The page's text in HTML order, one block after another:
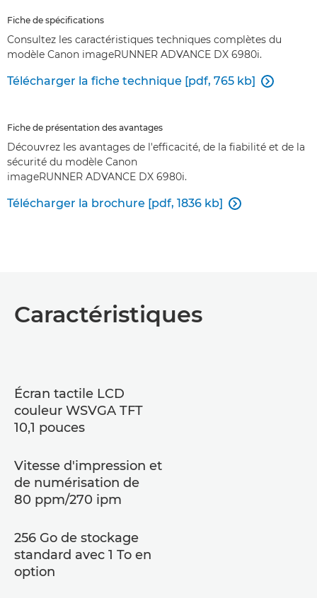
Fiche de spécifications
Consultez les caractéristiques techniques complètes du
modèle Canon imageRUNNER ADVANCE DX 6980i.
Télécharger la fiche technique [pdf, 765 kb] 
Fiche de présentation des avantages
Découvrez les avantages de l'efficacité, de la fiabilité et de la
sécurité du modèle Canon
imageRUNNER ADVANCE DX 6980i.
Télécharger la brochure [pdf, 1836 kb] 
Caractéristiques
Écran tactile LCD
couleur WSVGA TFT
10,1 pouces
Vitesse d'impression et
de numérisation de
80 ppm/270 ipm
256 Go de stockage
standard avec 1 To en
option